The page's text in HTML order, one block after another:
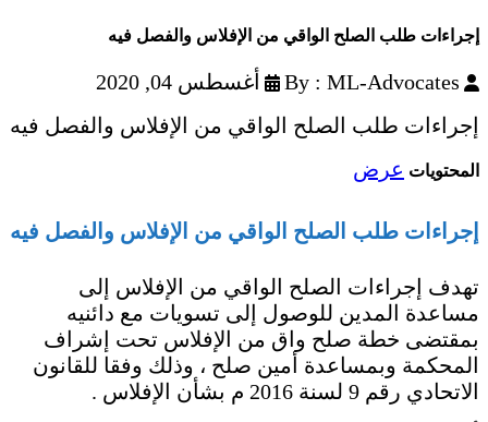
إجراءات طلب الصلح الواقي من الإفلاس والفصل فيه
By : ML-Advocates
أغسطس 04, 2020
إجراءات طلب الصلح الواقي من الإفلاس والفصل فيه
المحتويات عرض
إجراءات طلب الصلح الواقي من الإفلاس والفصل فيه
تهدف إجراءات الصلح الواقي من الإفلاس إلى
مساعدة المدين للوصول إلى تسويات مع دائنيه
بمقتضى خطة صلح واق من الإفلاس تحت إشراف
المحكمة وبمساعدة أمين صلح ، وذلك وفقا للقانون
الاتحادي رقم 9 لسنة 2016 م بشأن الإفلاس .